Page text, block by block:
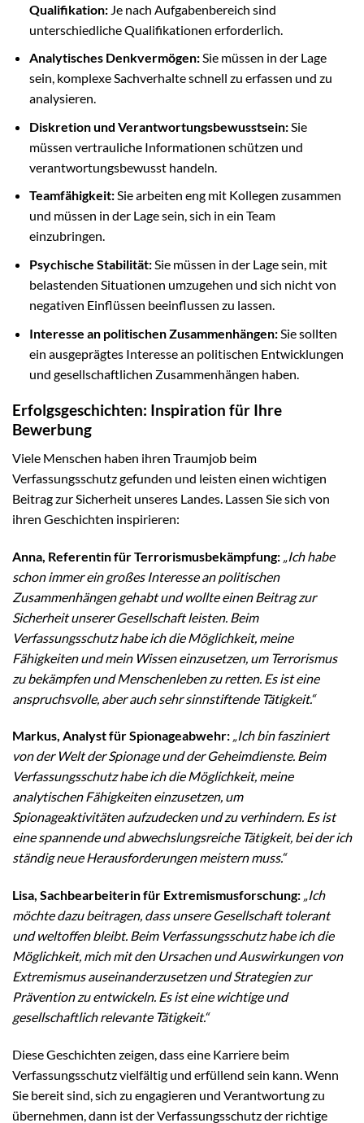
Qualifikation:Je nach Aufgabenbereich sind
unterschiedliche Qualifikationen erforderlich.
Analytisches Denkvermögen:Sie müssen in der Lage
sein, komplexe Sachverhalte schnell zu erfassen und zu
analysieren.
Diskretion und Verantwortungsbewusstsein:Sie
müssen vertrauliche Informationen schützen und
verantwortungsbewusst handeln.
Teamfähigkeit:Sie arbeiten eng mit Kollegen zusammen
und müssen in der Lage sein, sich in ein Team
einzubringen.
Psychische Stabilität:Sie müssen in der Lage sein, mit
belastenden Situationen umzugehen und sich nicht von
negativen Einflüssen beeinflussen zu lassen.
Interesse an politischen Zusammenhängen:Sie sollten
ein ausgeprägtes Interesse an politischen Entwicklungen
und gesellschaftlichen Zusammenhängen haben.
Erfolgsgeschichten: Inspiration für Ihre
Bewerbung
Viele Menschen haben ihren Traumjob beim
Verfassungsschutz gefunden und leisten einen wichtigen
Beitrag zur Sicherheit unseres Landes. Lassen Sie sich von
ihren Geschichten inspirieren:
Anna, Referentin für Terrorismusbekämpfung: „Ich habe
schon immer ein großes Interesse an politischen
Zusammenhängen gehabt und wollte einen Beitrag zur
Sicherheit unserer Gesellschaft leisten. Beim
Verfassungsschutz habe ich die Möglichkeit, meine
Fähigkeiten und mein Wissen einzusetzen, um Terrorismus
zu bekämpfen und Menschenleben zu retten. Es ist eine
anspruchsvolle, aber auch sehr sinnstiftende Tätigkeit.“
Markus, Analyst für Spionageabwehr: „Ich bin fasziniert
von der Welt der Spionage und der Geheimdienste. Beim
Verfassungsschutz habe ich die Möglichkeit, meine
analytischen Fähigkeiten einzusetzen, um
Spionageaktivitäten aufzudecken und zu verhindern. Es ist
eine spannende und abwechslungsreiche Tätigkeit, bei der ich
ständig neue Herausforderungen meistern muss.“
Lisa, Sachbearbeiterin für Extremismusforschung: „Ich
möchte dazu beitragen, dass unsere Gesellschaft tolerant
und weltoffen bleibt. Beim Verfassungsschutz habe ich die
Möglichkeit, mich mit den Ursachen und Auswirkungen von
Extremismus auseinanderzusetzen und Strategien zur
Prävention zu entwickeln. Es ist eine wichtige und
gesellschaftlich relevante Tätigkeit.“
Diese Geschichten zeigen, dass eine Karriere beim
Verfassungsschutz vielfältig und erfüllend sein kann. Wenn
Sie bereit sind, sich zu engagieren und Verantwortung zu
übernehmen, dann ist der Verfassungsschutz der richtige